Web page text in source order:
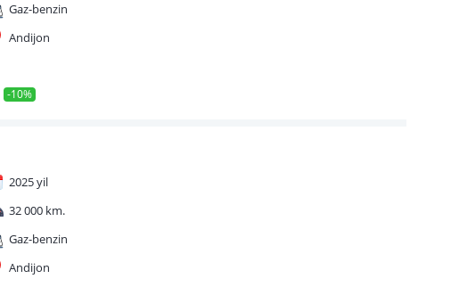
Gaz-benzin
Andijon
-10%
2025 yil
32 000 km.
Gaz-benzin
Andijon